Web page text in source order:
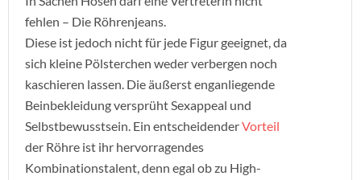
fehlen – Die Röhrenjeans.
Diese ist jedoch nicht für jede Figur geeignet, da
sich kleine Pölsterchen weder verbergen noch
kaschieren lassen. Die äußerst enganliegende
Beinbekleidung versprüht Sexappeal und
Selbstbewusstsein. Ein entscheidenderVorteil
der Röhre ist ihr hervorragendes
Kombinationstalent, denn egal ob zu High-